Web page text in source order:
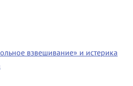
взвешивание» и истерика